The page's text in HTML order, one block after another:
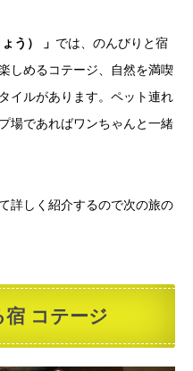
う） 」 では、のんびりと宿
しめるコテージ、自然を満喫
イルがあります。ペット連れ
場であればワンちゃんと一緒
詳しく紹介するので次の旅の
コテージ